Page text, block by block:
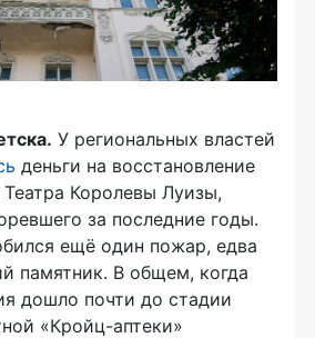
У региональных властей
деньги на восстановление
Королевы Луизы,
за последние годы.
ещё один пожар, едва
памятник. В общем, когда
дошло почти до стадии
«Кройц-аптеки»